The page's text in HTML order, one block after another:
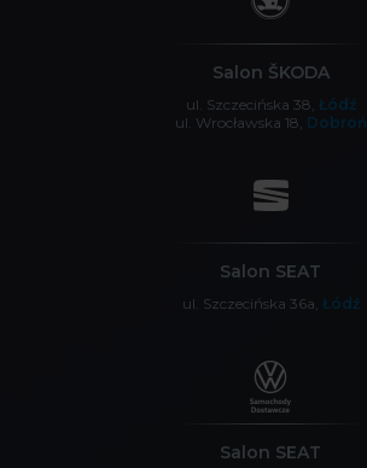
Salon ŠKODA
ul. Szczecińska 38, Łódź
ul. Wrocławska 18, Dobroń
Salon SEAT
ul. Szczecińska 36a, Łódź
Salon SEAT